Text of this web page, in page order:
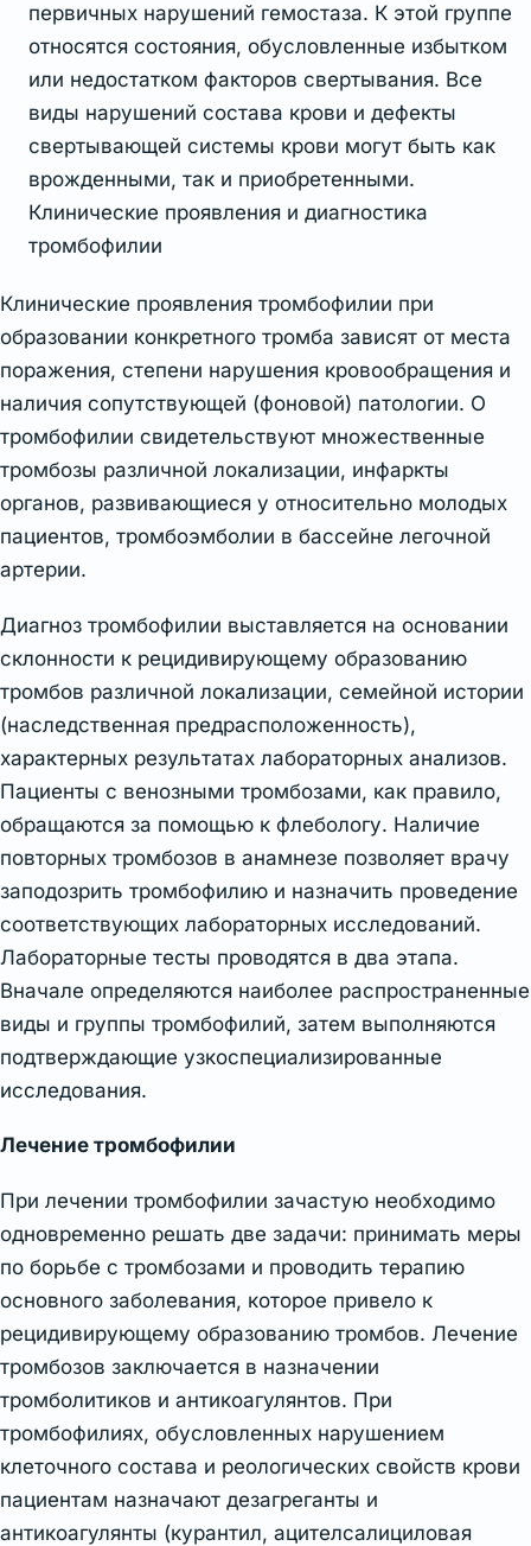
первичных нарушений гемостаза. К этой группе
относятся состояния, обусловленные избытком
или недостатком факторов свертывания. Все
виды нарушений состава крови и дефекты
свертывающей системы крови могут быть как
врожденными, так и приобретенными.
Клинические проявления и диагностика
тромбофилии
Клинические проявления тромбофилии при
образовании конкретного тромба зависят от места
поражения, степени нарушения кровообращения и
наличия сопутствующей (фоновой) патологии. О
тромбофилии свидетельствуют множественные
тромбозы различной локализации, инфаркты
органов, развивающиеся у относительно молодых
пациентов, тромбоэмболии в бассейне легочной
артерии.
Диагноз тромбофилии выставляется на основании
склонности к рецидивирующему образованию
тромбов различной локализации, семейной истории
(наследственная предрасположенность),
характерных результатах лабораторных анализов.
Пациенты с венозными тромбозами, как правило,
обращаются за помощью к флебологу. Наличие
повторных тромбозов в анамнезе позволяет врачу
заподозрить тромбофилию и назначить проведение
соответствующих лабораторных исследований.
Лабораторные тесты проводятся в два этапа.
Вначале определяются наиболее распространенные
виды и группы тромбофилий, затем выполняются
подтверждающие узкоспециализированные
исследования.
Лечение тромбофилии
При лечении тромбофилии зачастую необходимо
одновременно решать две задачи: принимать меры
по борьбе с тромбозами и проводить терапию
основного заболевания, которое привело к
рецидивирующему образованию тромбов. Лечение
тромбозов заключается в назначении
тромболитиков и антикоагулянтов. При
тромбофилиях, обусловленных нарушением
клеточного состава и реологических свойств крови
пациентам назначают дезагреганты и
антикоагулянты (курантил, ацителсалициловая